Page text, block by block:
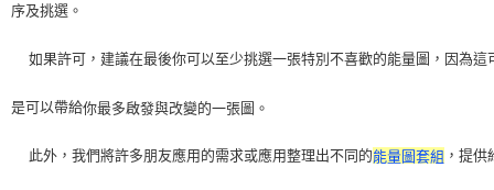
序及挑選。
如果許可，建議在最後你可以至少挑選一張特別不喜歡的能量圖，因為這
是可以帶給你最多啟發與改變的一張圖。
    此外，我們將許多朋友應用的需求或應用整理出不同的
能量圖套組 ，提供